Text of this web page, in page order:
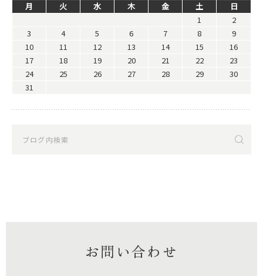
月 火 水 木 金 土
日
1
2
3
4 5 6 7 8
9
10
11 12 13 14 15
16
17
18 19 20 21 22
23
24
25 26 27 28 29
30
31
お問い合わせ